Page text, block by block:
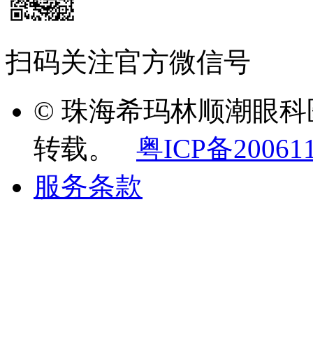
扫码关注官方微信号
© 珠海希玛林顺潮眼
转载。
粤ICP备
服务条款